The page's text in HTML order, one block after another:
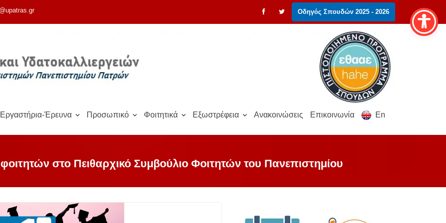
Οδηγός Σπουδών 2025 - 2026
Εργαστήρια-Έρευνα Προσωπικό Φοιτητικά Εξωστρέφεια Ανακοινώσεις Επικοινωνία En
στο Πειθαρχικό Συμβούλιο Φοιτητών του Πανεπιστημίου